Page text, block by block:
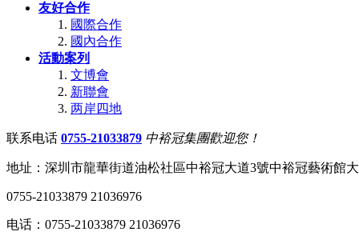
友好合作
國際合作
國內合作
活動案列
文博會
新聯會
两岸四地
联系电话 0755-21033879 中裕冠集團歡迎您！
地址：深圳市龍華街道油松社區中裕冠大道3號中裕冠藝術館
0755-21033879 21036976
电话：0755-21033879 21036976